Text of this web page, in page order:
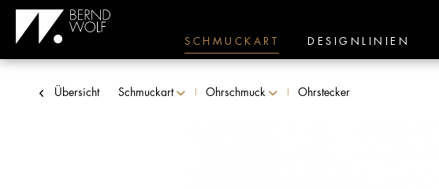
SCHMUCKART DESIGNLINIEN
Übersicht Schmuckart Ohrschmuck Ohrstecker